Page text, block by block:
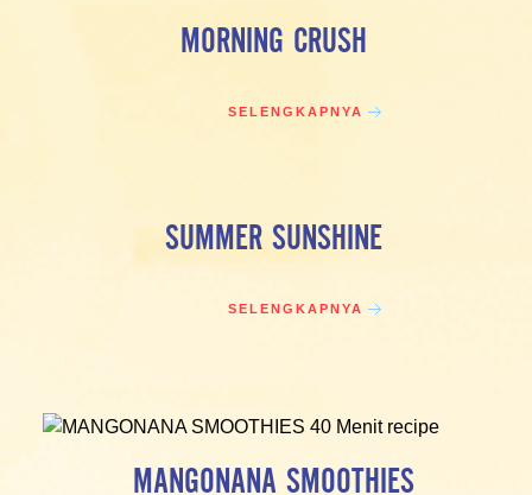
MORNING CRUSH
SELENGKAPNYA
SUMMER SUNSHINE
SELENGKAPNYA
MANGONANA SMOOTHIES